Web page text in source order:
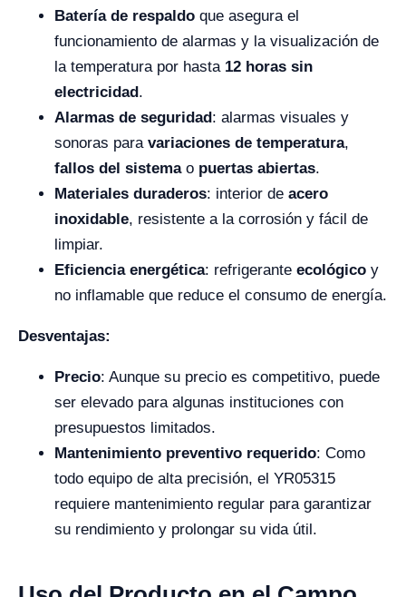
Batería de respaldo que asegura el
funcionamiento de alarmas y la visualización de
la temperatura por hasta 12 horas sin
electricidad.
Alarmas de seguridad: alarmas visuales y
sonoras para variaciones de temperatura,
fallos del sistemao puertas abiertas.
Materiales duraderos: interior de acero
inoxidable, resistente a la corrosión y fácil de
limpiar.
Eficiencia energética: refrigerante ecológico y
no inflamable que reduce el consumo de energía.
Desventajas:
Precio: Aunque su precio es competitivo, puede
ser elevado para algunas instituciones con
presupuestos limitados.
Mantenimiento preventivo requerido: Como
todo equipo de alta precisión, el YR05315
requiere mantenimiento regular para garantizar
su rendimiento y prolongar su vida útil.